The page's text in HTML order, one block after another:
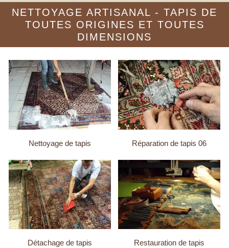
NETTOYAGE ARTISANAL - TAPIS DE
TOUTES ORIGINES ET TOUTES
DIMENSIONS
Nettoyage de tapis Réparation de tapis 06
Détachage de tapis Restauration de tapis